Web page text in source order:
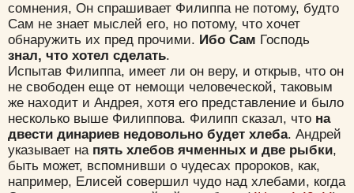
сомнения, Он спрашивает Филиппа не потому, будто
Сам не знает мыслей его, но потому, что хочет
обнаружить их пред прочими. Ибо Сам Господь
знал, что хотел сделать.
Испытав Филиппа, имеет ли он веру, и открыв, что он
не свободен еще от немощи человеческой, таковым
же находит и Андрея, хотя его представление и было
несколько выше Филиппова. Филипп сказал, что на
двести динариев недовольно будет хлеба. Андрей
указывает на пять хлебов ячменных и две рыбки,
быть может, вспомнивши о чудесах пророков, как,
например, Елисей совершил чудо над хлебами, когда